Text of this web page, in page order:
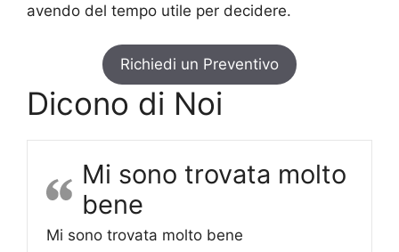
avendo del tempo utile per decidere.
Richiedi un Preventivo
Dicono di Noi
Mi sono trovata molto
bene
Mi sono trovata molto bene